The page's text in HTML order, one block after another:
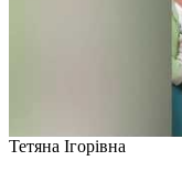
Тетяна Ігорівна